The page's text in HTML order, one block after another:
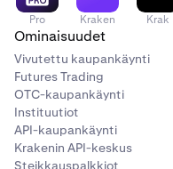
Pro Kraken Krak
Ominaisuudet
Vivutettu kaupankäynti
Futures Trading
OTC-kaupankäynti
Instituutiot
API-kaupankäynti
Krakenin API-keskus
Steikkauspalkkiot